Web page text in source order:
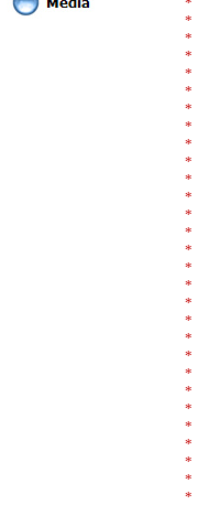
*
*
*
*
*
*
*
*
*
*
*
*
*
*
*
*
*
*
*
*
*
*
*
*
*
*
*
*